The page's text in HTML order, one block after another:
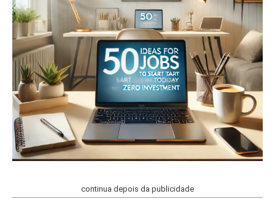
continua depois da publicidade